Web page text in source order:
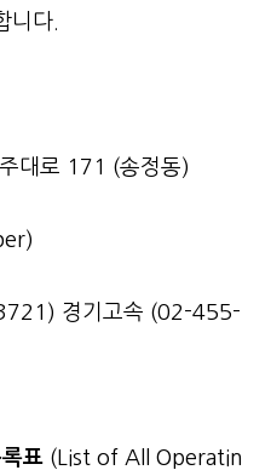
니다.
대로 171 (송정동)
경기고속 (02-455-
표 (List of All Operatin